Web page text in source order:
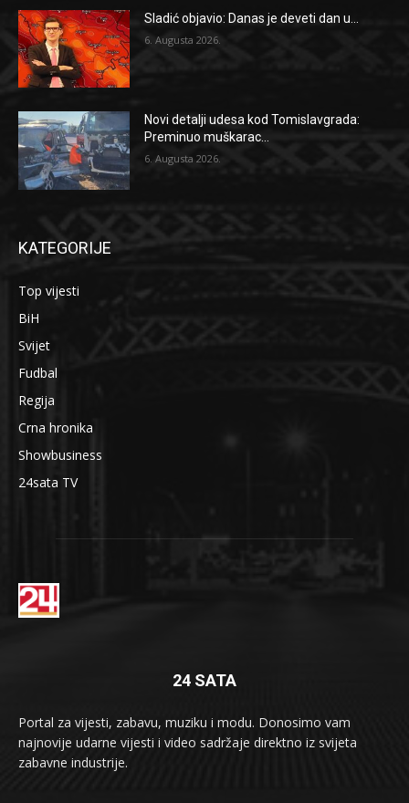
Sladić objavio: Danas je deveti dan u...
6. Augusta 2026.
Novi detalji udesa kod Tomislavgrada:
Preminuo muškarac...
6. Augusta 2026.
KATEGORIJE
Top vijesti
BiH
Svijet
Fudbal
Regija
Crna hronika
Showbusiness
24sata TV
24 SATA
Portal za vijesti, zabavu, muziku i modu. Donosimo vam
najnovije udarne vijesti i video sadržaje direktno iz svijeta
zabavne industrije.